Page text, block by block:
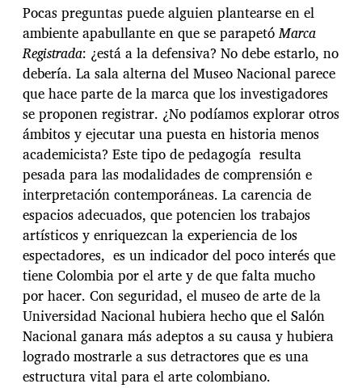
Pocas preguntas puede alguien plantearse en el
ambiente apabullante en que se parapetóMarca
Registrada: ¿está a la defensiva? No debe estarlo, no
debería. La sala alterna del Museo Nacional parece
que hace parte de la marca que los investigadores
se proponen registrar. ¿No podíamos explorar otros
ámbitos y ejecutar una puesta en historia menos
academicista? Este tipo de pedagogía resulta
pesada para las modalidades de comprensión e
interpretación contemporáneas. La carencia de
espacios adecuados, que potencien los trabajos
artísticos y enriquezcan la experiencia de los
espectadores, es un indicador del poco interés que
tiene Colombia por el arte y de que falta mucho
por hacer. Con seguridad, el museo de arte de la
Universidad Nacional hubiera hecho que el Salón
Nacional ganara más adeptos a su causa y hubiera
logrado mostrarle a sus detractores que es una
estructura vital para el arte colombiano.